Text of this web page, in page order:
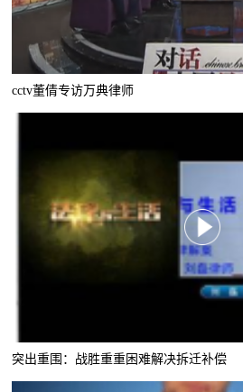
cctv董倩专访万典律师
突出重围：战胜重重困难解决拆迁补偿